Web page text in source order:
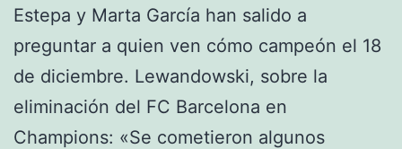
Estepa y Marta García han salido a
preguntar a quien ven cómo campeón el 18
de diciembre. Lewandowski, sobre la
eliminación del FC Barcelona en
Champions: «Se cometieron algunos